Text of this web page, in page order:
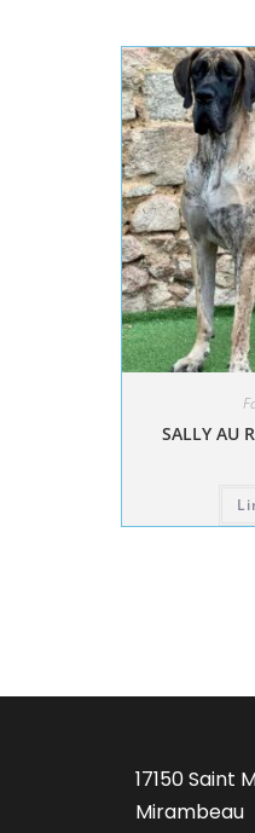
SALLY AU
17150 Saint
Mirambeau